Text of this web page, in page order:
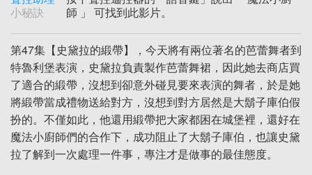
小秘訣
師 」 可找到此影片。
第47集【史黛拉的緞帶】，今天將有兩位著名的芭蕾舞者到
特魯利堡表演，史黛拉負責製作芭蕾舞裙，因此她去商店買
了適合的緞帶，沒想到卻意外碰見要來表演的舞者，於是她
將緞帶當成禮物送給對方，沒想到對方居然是大鬍子庫伯假
扮的。不僅如此，他還用緞帶把大家都困在城堡裡，還好在
魔法小廚師們的合作下，成功阻止了大鬍子庫伯，也讓史黛
拉了解到一次處理一件事，專注才是做事的最佳態度。